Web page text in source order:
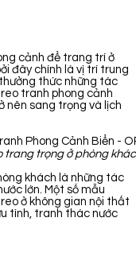
cảnh để trang trí ở
đây chính là vị trí trung
thức những tác
tranh phong cảnh
nên sang trọng và lịch
trang trọng ở phòng
khách là những tác
lớn. Một số mẫu
ở không gian nội thất
tình, tranh thác nước